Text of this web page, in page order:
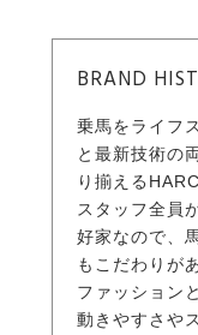
BRAND
乗馬をライフ
と最新技術の
り揃える
スタッフ全員
好家なので、
もこだわりが
ファッション
動きやすさや